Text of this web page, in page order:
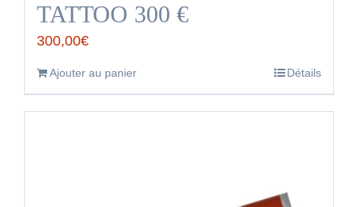
TATTOO 300 €
300,00€
Ajouter au panier Détails